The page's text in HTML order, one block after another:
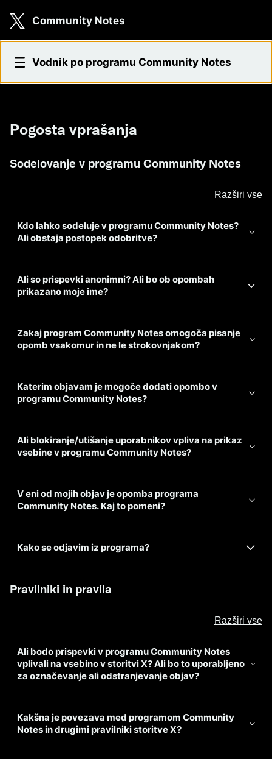
Community Notes
Pogosta vprašanja
Vodnik po programu Community Notes
Pogosta vprašanja
Sodelovanje v programu Community Notes
Razširi vse
Kdo lahko sodeluje v programu Community Notes?
Ali obstaja postopek odobritve?
Ali so prispevki anonimni? Ali bo ob opombah
prikazano moje ime?
Zakaj program Community Notes omogoča pisanje
opomb vsakomur in ne le strokovnjakom?
Katerim objavam je mogoče dodati opombo v
programu Community Notes?
Ali blokiranje/utišanje uporabnikov vpliva na prikaz
vsebine v programu Community Notes?
V eni od mojih objav je opomba programa
Community Notes. Kaj to pomeni?
Kako se odjavim iz programa?
Pravilniki in pravila
Razširi vse
Ali bodo prispevki v programu Community Notes
vplivali na vsebino v storitvi X? Ali bo to uporabljeno
za označevanje ali odstranjevanje objav?
Kakšna je povezava med programom Community
Notes in drugimi pravilniki storitve X?